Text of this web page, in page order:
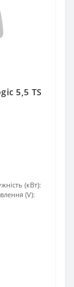
5,5 TS
(кВт):
(V):